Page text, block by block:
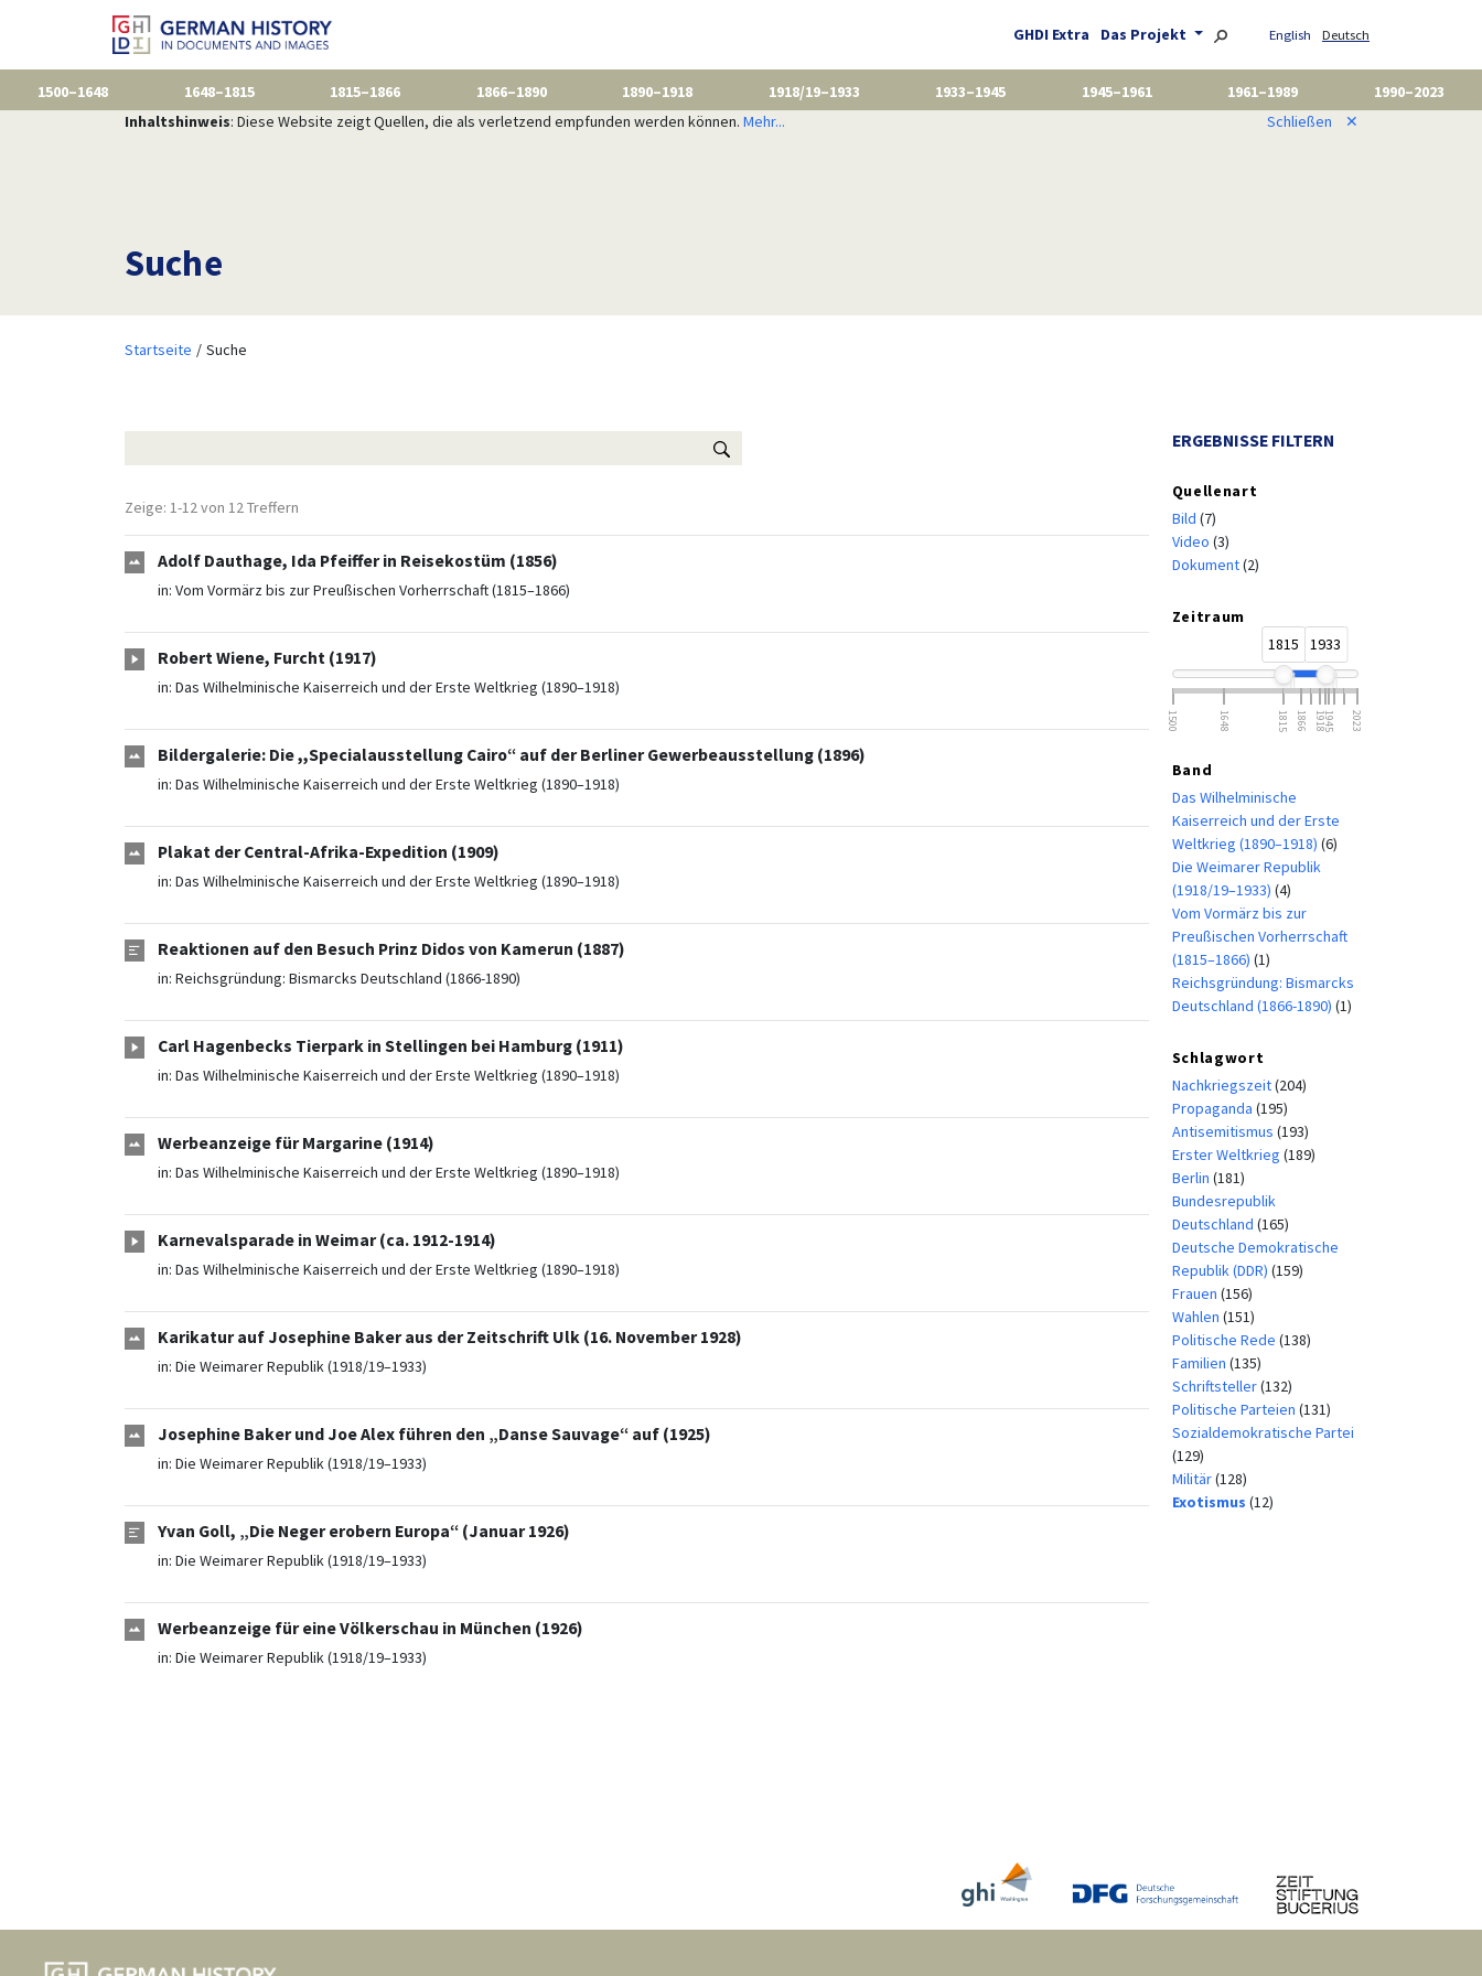
GHDI Extra Das Projekt English Deutsch
1500–1648 1648–1815 1815–1866 1866–1890 1890–1918 1918/19–1933 1933–1945 1945–1961 1961–1989
1990–2023
Inhaltshinweis: Diese Website zeigt Quellen, die als verletzend empfunden werden können. Mehr... Schließen ✕
Suche
Startseite Suche
Zeige: 1-12 von 12 Treffern
Adolf Dauthage, Ida Pfeiffer in Reisekostüm (1856)
in: Vom Vormärz bis zur Preußischen Vorherrschaft (1815–1866)
Robert Wiene, Furcht (1917)
in: Das Wilhelminische Kaiserreich und der Erste Weltkrieg (1890–1918)
Bildergalerie: Die ,,Specialausstellung Cairo“ auf der Berliner Gewerbeausstellung (1896)
in: Das Wilhelminische Kaiserreich und der Erste Weltkrieg (1890–1918)
Plakat der Central-Afrika-Expedition (1909)
in: Das Wilhelminische Kaiserreich und der Erste Weltkrieg (1890–1918)
Reaktionen auf den Besuch Prinz Didos von Kamerun (1887)
in: Reichsgründung: Bismarcks Deutschland (1866-1890)
Carl Hagenbecks Tierpark in Stellingen bei Hamburg (1911)
in: Das Wilhelminische Kaiserreich und der Erste Weltkrieg (1890–1918)
Werbeanzeige für Margarine (1914)
in: Das Wilhelminische Kaiserreich und der Erste Weltkrieg (1890–1918)
Karnevalsparade in Weimar (ca. 1912-1914)
in: Das Wilhelminische Kaiserreich und der Erste Weltkrieg (1890–1918)
Karikatur auf Josephine Baker aus der Zeitschrift Ulk (16. November 1928)
in: Die Weimarer Republik (1918/19–1933)
Josephine Baker und Joe Alex führen den „Danse Sauvage“ auf (1925)
in: Die Weimarer Republik (1918/19–1933)
Yvan Goll, „Die Neger erobern Europa“ (Januar 1926)
in: Die Weimarer Republik (1918/19–1933)
Werbeanzeige für eine Völkerschau in München (1926)
in: Die Weimarer Republik (1918/19–1933)
ERGEBNISSE FILTERN
Quellenart
Bild (7)
Video (3)
Dokument(2)
Zeitraum
1815
1933
1500 1648 1815 1866 19181945 2023
Band
Das Wilhelminische
Kaiserreich und der Erste
Weltkrieg (1890–1918) (6)
Die Weimarer Republik
(1918/19–1933) (4)
Vom Vormärz bis zur
Preußischen Vorherrschaft
(1815–1866) (1)
Reichsgründung: Bismarcks
Deutschland (1866-1890) (1)
Schlagwort
Nachkriegszeit(204)
Propaganda (195)
Antisemitismus (193)
Erster Weltkrieg (189)
Berlin (181)
Bundesrepublik
Deutschland (165)
Deutsche Demokratische
Republik (DDR) (159)
Frauen (156)
Wahlen (151)
Politische Rede (138)
Familien (135)
Schriftsteller(132)
Politische Parteien (131)
Sozialdemokratische Partei
(129)
Militär(128)
Exotismus (12)